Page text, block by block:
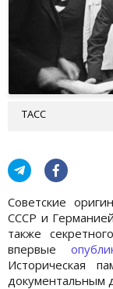
ТАСС
Советские
СССР и
также
впервые
Историческая
документальным